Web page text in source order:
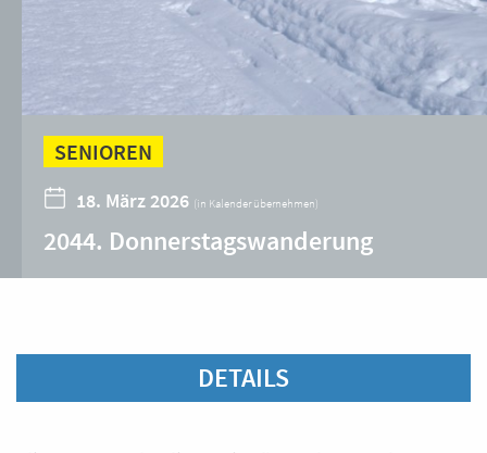
SENIOREN
18. März 2026 (in Kalender übernehmen)
2044. Donnerstagswanderung
DETAILS